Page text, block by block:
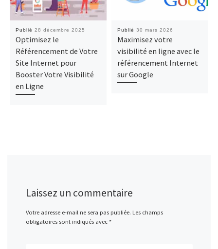
Publié 28 décembre 2025
Optimisez le
Référencement de Votre
Site Internet pour
Booster Votre Visibilité
en Ligne
Publié 30 mars 2026
Maximisez votre
visibilité en ligne avec le
référencement Internet
sur Google
Laissez un commentaire
Votre adresse e-mail ne sera pas publiée. Les champs
obligatoires sont indiqués avec *